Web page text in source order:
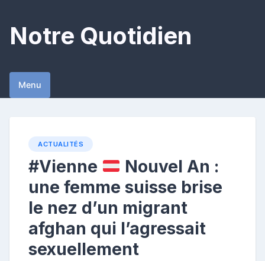
content
Notre Quotidien
Menu
ACTUALITÉS
#Vienne
Nouvel An :
une femme suisse brise
le nez d’un migrant
afghan qui l’agressait
sexuellement